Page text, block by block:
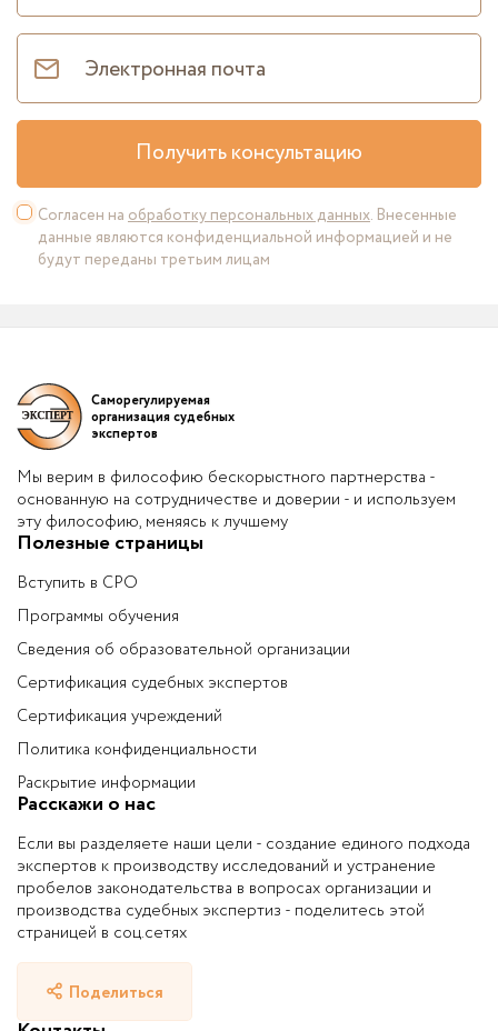
Получить консультацию
Согласен на обработку персональных данных. Внесенные
данные являются конфиденциальной информацией и не
будут переданы третьим лицам
Саморегулируемая
организация судебных
экспертов
Мы верим в философию бескорыстного партнерства -
основанную на сотрудничестве и доверии - и используем
эту философию, меняясь к лучшему
Полезные страницы
Вступить в СРО
Программы обучения
Сведения об образовательной организации
Сертификация судебных экспертов
Сертификация учреждений
Политика конфиденциальности
Раскрытие информации
Расскажи о нас
Если вы разделяете наши цели - создание единого подхода
экспертов к производству исследований и устранение
пробелов законодательства в вопросах организации и
производства судебных экспертиз - поделитесь этой
страницей в соц.сетях
Поделиться